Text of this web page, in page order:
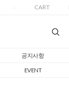
CART
공지사항
EVENT